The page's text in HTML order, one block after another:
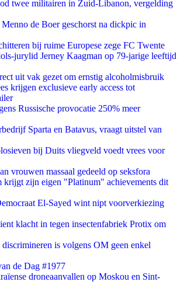
twee militairen in Zuid-Libanon, vergelding
de Boer geschorst na dickpic in
bij ruime Europese zege FC Twente
jurylid Jerney Kaagman op 79-jarige leeftijd
uit vak gezet om ernstig alcoholmisbruik
krijgen exclusieve early access tot
Russische provocatie 250% meer
Sparta en Batavus, vraagt uitstel van
bij Duits vliegveld voedt vrees voor
vrouwen massaal gedeeld op seksfora
zijn eigen "Platinum" achievements dit
El-Sayed wint nipt voorverkiezing
klacht in tegen insectenfabriek Protix om
is volgens OM geen enkel
de Dag #1977
droneaanvallen op Moskou en Sint-